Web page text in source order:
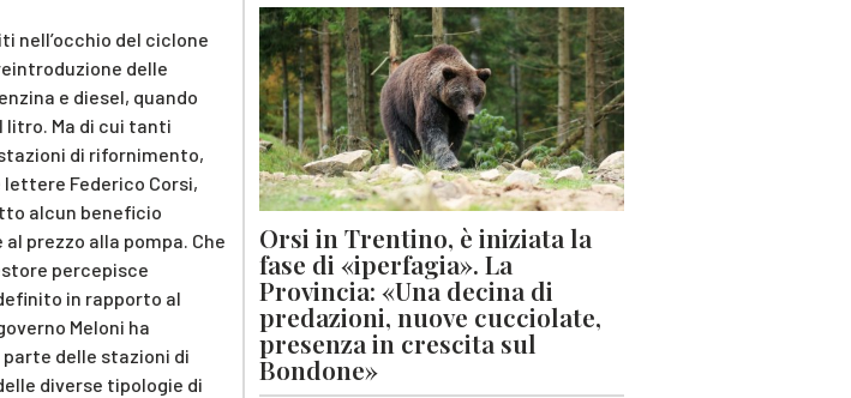
nell’occhio del ciclone
delle
e diesel, quando
Ma di cui tanti
di rifornimento,
Federico Corsi,
alcun beneficio
prezzo alla pompa. Che
percepisce
in rapporto al
Meloni ha
parte delle stazioni di
diverse tipologie di
Orsi in Trentino, è iniziata la
fase di «iperfagia». La
Provincia: «Una decina di
predazioni, nuove cucciolate,
presenza in crescita sul
Bondone»